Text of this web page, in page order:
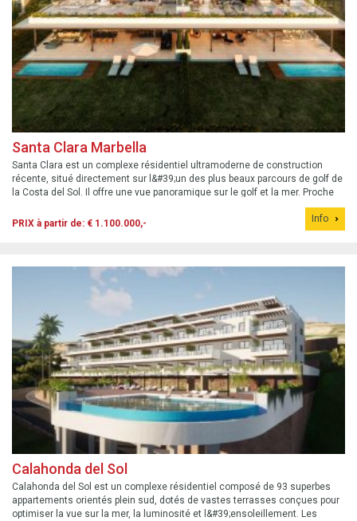
Santa Clara Marbella
Santa Clara est un complexe résidentiel ultramoderne de construction
récente, situé directement sur l&#39;un des plus beaux parcours de golf de
la Costa del Sol. Il offre une vue panoramique sur le golf et la mer. Proche
de la vieille ville de Marbella et à seulement 1 km des plus belles plages ...
PRIX à partir de: € 1.100.000,-
Info
Calahonda del Sol
Calahonda del Sol est un complexe résidentiel composé de 93 superbes
appartements orientés plein sud, dotés de vastes terrasses conçues pour
optimiser la vue sur la mer, la luminosité et l&#39;ensoleillement. Les